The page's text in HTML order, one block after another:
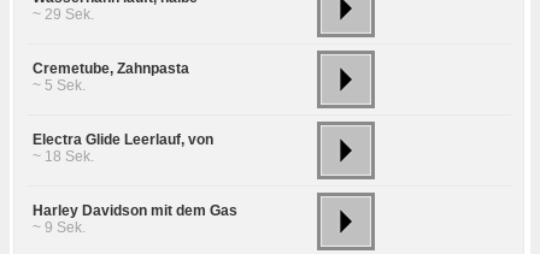
~ 29 Sek.
Cremetube, Zahnpasta
~ 5 Sek.
Electra Glide Leerlauf, von
~ 18 Sek.
Harley Davidson mit dem Gas
~ 9 Sek.